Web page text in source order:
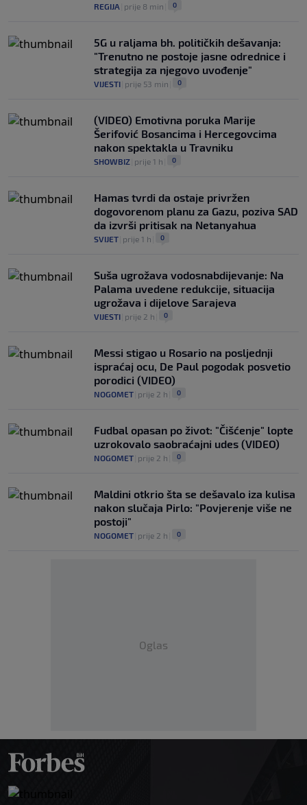
REGIJA prije 8 min 0
5G u raljama bh. političkih dešavanja:
"Trenutno ne postoje jasne odrednice i
strategija za njegovo uvođenje"
VIJESTI prije 53 min 0
(VIDEO) Emotivna poruka Marije
Šerifović Bosancima i Hercegovcima
nakon spektakla u Travniku
SHOWBIZ prije 1 h 0
Hamas tvrdi da ostaje privržen
dogovorenom planu za Gazu, poziva SAD
da izvrši pritisak na Netanyahua
SVIJET prije 1 h 0
Suša ugrožava vodosnabdijevanje: Na
Palama uvedene redukcije, situacija
ugrožava i dijelove Sarajeva
VIJESTI prije 2 h 0
Messi stigao u Rosario na posljednji
ispraćaj ocu, De Paul pogodak posvetio
porodici (VIDEO)
NOGOMET prije 2 h 0
Fudbal opasan po život: "Čišćenje" lopte
uzrokovalo saobraćajni udes (VIDEO)
NOGOMET prije 2 h 0
Maldini otkrio šta se dešavalo iza kulisa
nakon slučaja Pirlo: "Povjerenje više ne
postoji"
NOGOMET prije 2 h 0
Oglas